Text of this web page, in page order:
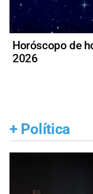
Horóscopo de
2026
+ Política